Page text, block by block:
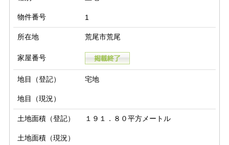
物件番号 1
所在地 荒尾市荒尾
家屋番号
地目（登記） 宅地
地目（現況）
土地面積（登記） １９１．８０平方メートル
土地面積（現況）